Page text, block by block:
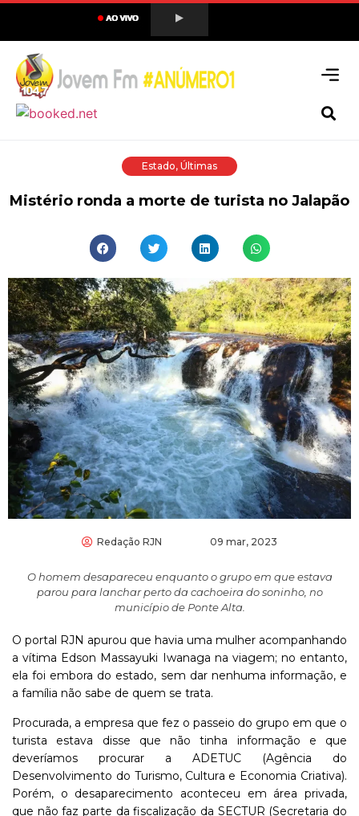
Estado, Últimas
Mistério ronda a morte de turista no Jalapão
Redação RJN 09 mar, 2023
O homem desapareceu enquanto o grupo em que estava
parou para lanchar perto da cachoeira do soninho, no
município de Ponte Alta.
O portal RJN apurou que havia uma mulher acompanhando
a vítima Edson Massayuki Iwanaga na viagem; no entanto,
ela foi embora do estado, sem dar nenhuma informação, e
a família não sabe de quem se trata.
Procurada, a empresa que fez o passeio do grupo em que o
turista estava disse que não tinha informação e que
deveríamos procurar a ADETUC (Agência do
Desenvolvimento do Turismo, Cultura e Economia Criativa).
Porém, o desaparecimento aconteceu em área privada,
que não faz parte da fiscalização da SECTUR (Secretaria do